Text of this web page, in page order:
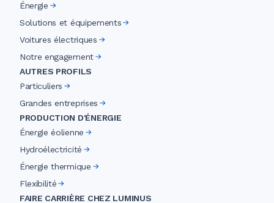
Énergie
Solutions et équipements
Voitures électriques
Notre engagement
AUTRES PROFILS
Particuliers
Grandes entreprises
PRODUCTION D'ÉNERGIE
Énergie éolienne
Hydroélectricité
Énergie thermique
Flexibilité
FAIRE CARRIÈRE CHEZ LUMINUS